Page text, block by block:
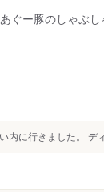
ぐー豚のしゃぶ
内に行きました。 デ